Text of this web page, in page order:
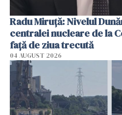
Radu Miruţă: Nivelul
centralei nucleare de la
faţă de ziua trecută
04 AUGUST 2026